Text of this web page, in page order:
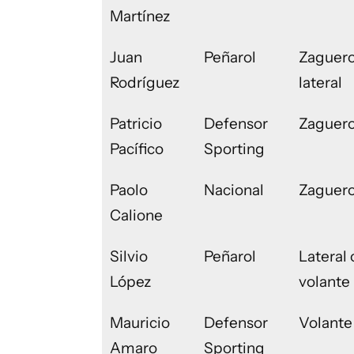
Martínez
Juan
Rodríguez
Peñarol
lateral
Patricio
Pacífico
Defensor
Sporting
Paolo
Calione
Nacional
Silvio
López
Peñarol
Lateral
volante
Mauricio
Amaro
Defensor
Sporting
Volante